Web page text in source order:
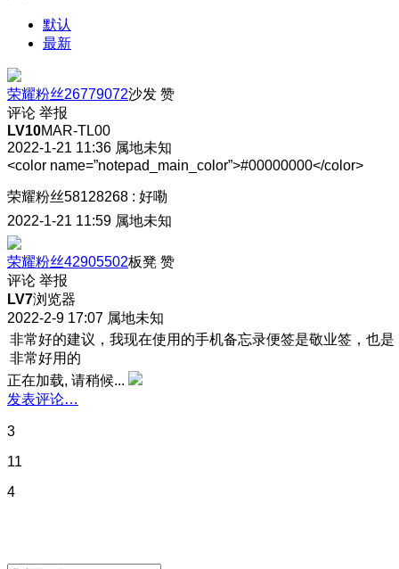
默认
最新
荣耀粉丝26779072沙发 赞
评论 举报
LV10MAR-TL00
2022-1-21 11:36 属地未知
<color name=”notepad_main_color”>#00000000</color>
荣耀粉丝58128268 : 好嘞
2022-1-21 11:59 属地未知
荣耀粉丝42905502板凳 赞
评论 举报
LV7浏览器
2022-2-9 17:07 属地未知
非常好的建议，我现在使用的手机备忘录便签是敬业签，也是
非常好用的
正在加载, 请稍候...
发表评论…
3
11
4